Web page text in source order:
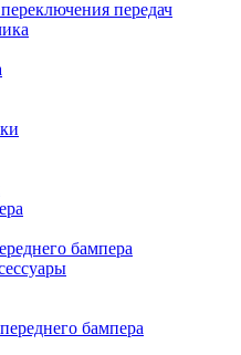
передач
бампера
бампера